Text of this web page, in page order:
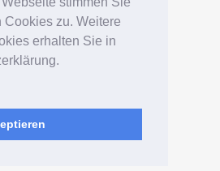
zu. Weitere
erhalten Sie in